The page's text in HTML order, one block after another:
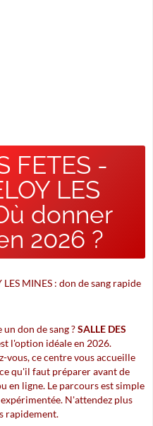
FETES -
LES
donner
2026 ?
don de sang ?SALLE DES
l'option idéale en 2026.
vous, ce centre vous accueille
qu'il faut préparer avant de
en ligne. Le parcours est simple
N'attendez plus
rapidement.